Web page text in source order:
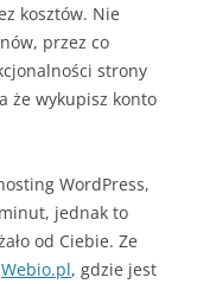
kosztów. Nie
przez co
strony
że wykupisz konto
WordPress,
jednak to
od Ciebie. Ze
Webio.pl, gdzie jest